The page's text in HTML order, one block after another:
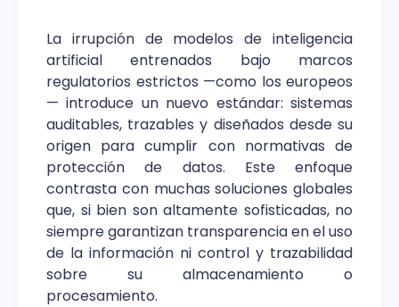
La irrupción de modelos de inteligencia
artificial entrenados bajo marcos
regulatorios estrictos —como los europeos
— introduce un nuevo estándar: sistemas
auditables, trazables y diseñados desde su
origen para cumplir con normativas de
protección de datos. Este enfoque
contrasta con muchas soluciones globales
que, si bien son altamente sofisticadas, no
siempre garantizan transparencia en el uso
de la información ni control y trazabilidad
sobre su almacenamiento o
procesamiento.